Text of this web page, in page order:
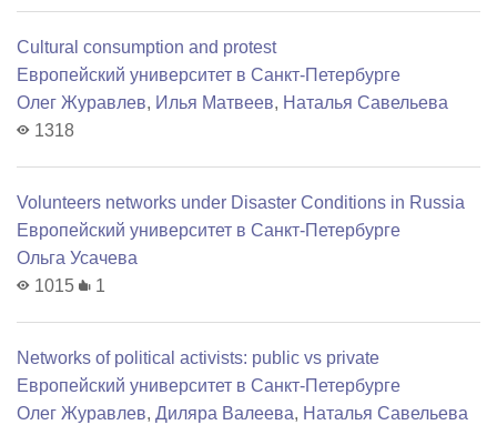
Cultural consumption and protest
Европейский университет в Санкт-Петербурге
Олег Журавлев, Илья Матвеев, Наталья Савельева
1318
Volunteers networks under Disaster Conditions in Russia
Европейский университет в Санкт-Петербурге
Ольга Усачева
1015
1
Networks of political activists: public vs private
Европейский университет в Санкт-Петербурге
Олег Журавлев, Диляра Валеева, Наталья Савельева